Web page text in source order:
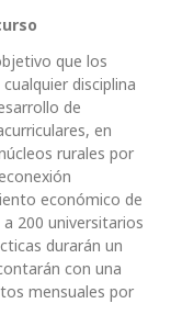
que los
disciplina
de
en
rurales por
económico de
200 universitarios
durarán un
con una
mensuales por